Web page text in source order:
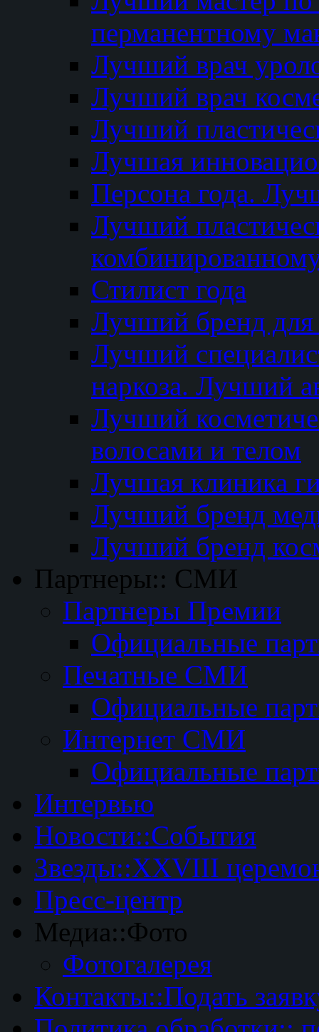
перманентному
Лучший врач
Лучший врач
Лучший
Лучшая
Персона года.
Лучший
Стилист года
Лучший бренд
Лучший
наркоза. Лучший
Лучший
волосами и телом
Лучшая клиника
Лучший бренд
Лучший бренд
Партнеры:: СМИ
Партнеры Премии
Официальные
Печатные СМИ
Официальные
Интернет СМИ
Официальные
Интервью
Новости::События
Звезды::XXVIII
Пресс-центр
Медиа::Фото
Фотогалерея
Контакты::Подать